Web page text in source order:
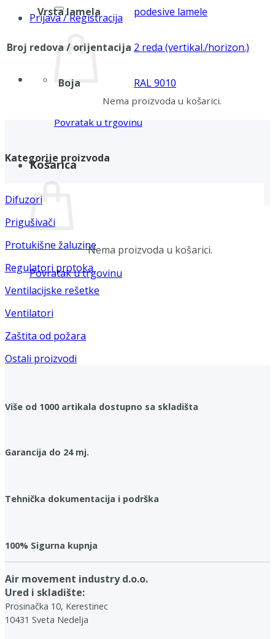
Prijava / Registracija
Nema proizvoda u košarici.
Povratak u trgovinu
Košarica
Nema proizvoda u košarici.
Povratak u trgovinu
Vrsta lamela podesive lamele
Broj redova / orijentacija 2 reda (vertikal./horizon.)
Boja RAL 9010
Kategorije proizvoda
Difuzori
Prigušivači
Protukišne žaluzine
Regulatori protoka
Ventilacijske rešetke
Ventilatori
Zaštita od požara
Ostali proizvodi
Više od 1000 artikala dostupno sa skladišta
Garancija do 24 mj.
Tehnička dokumentacija i podrška
100% Sigurna kupnja
Air movement industry d.o.o.
Ured i skladište:
Prosinačka 10, Kerestinec
10431 Sveta Nedelja